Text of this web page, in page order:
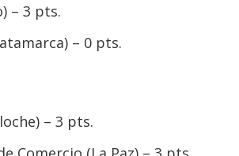
– 3 pts.
– 0 pts.
– 3 pts.